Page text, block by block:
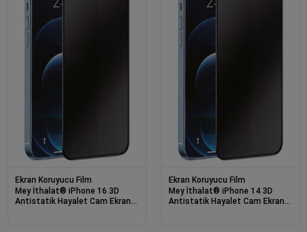
Ekran Koruyucu Film
Mey İthalat® iPhone 16 3D
Antistatik Hayalet Cam Ekran
Ekran Koruyucu Film
Mey İthalat® iPhone 14 3D
Antistatik Hayalet Cam Ekran